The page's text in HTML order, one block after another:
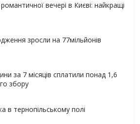
вечері в Києві: найкращі
зросли на 77мільйонів
за 7 місяців сплатили понад 1,6
збору
в тернопільському полі